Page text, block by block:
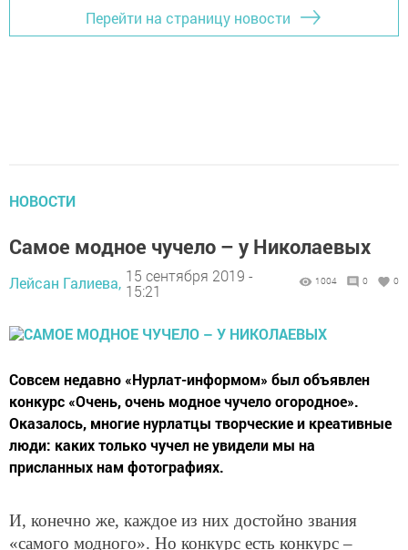
Перейти на страницу новости
НОВОСТИ
Самое модное чучело – у Николаевых
Лейсан Галиева, 15 сентября 2019 -
15:21
1004 0 0
Совсем недавно «Нурлат-информом» был объявлен
конкурс «Очень, очень модное чучело огородное».
Оказалось, многие нурлатцы творческие и креативные
люди: каких только чучел не увидели мы на
присланных нам фотографиях.
И, конечно же, каждое из них достойно звания
«самого модного». Но конкурс есть конкурс –